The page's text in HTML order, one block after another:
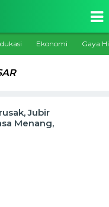
Ekonomi Gaya
Jubir
Menang,